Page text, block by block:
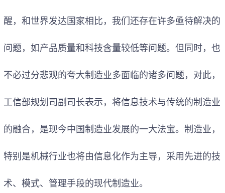
醒，和世界发达国家相比，我们还存在许多亟待解决的
问题，如产品质量和科技含量较低等问题。但同时，也
不必过分悲观的夸大制造业多面临的诸多问题，对此，
工信部规划司副司长表示，将信息技术与传统的制造业
的融合，是现今中国制造业发展的一大法宝。制造业，
特别是机械行业也将由信息化作为主导，采用先进的技
术、模式、管理手段的现代制造业。